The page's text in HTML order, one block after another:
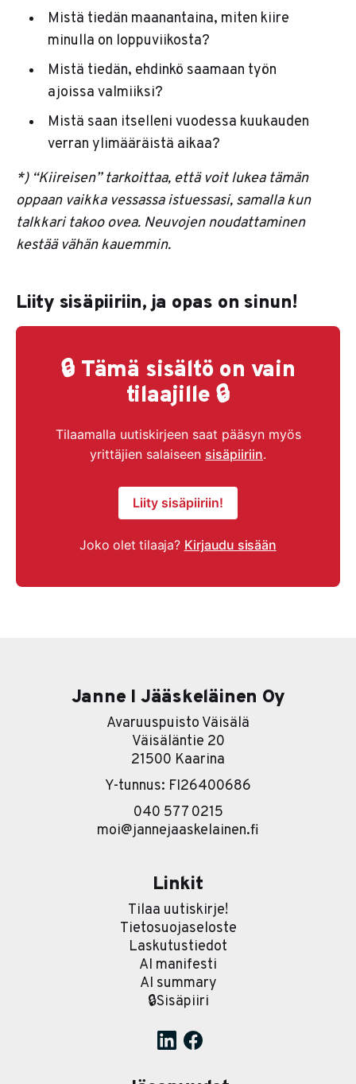
Mistä tiedän maanantaina, miten kiire
minulla on loppuviikosta?
Mistä tiedän, ehdinkö saamaan työn
ajoissa valmiiksi?
Mistä saan itselleni vuodessa kuukauden
verran ylimääräistä aikaa?
*) “Kiireisen” tarkoittaa, että voit lukea tämän
oppaan vaikka vessassa istuessasi, samalla kun
talkkari takoo ovea. Neuvojen noudattaminen
kestää vähän kauemmin.
Liity sisäpiiriin, ja opas on sinun!
🔒 Tämä sisältö on vain
tilaajille 🔒
Tilaamalla uutiskirjeen saat pääsyn myös
yrittäjien salaiseen sisäpiiriin.
Liity sisäpiiriin!
Joko olet tilaaja? Kirjaudu sisään
Janne I Jääskeläinen Oy
Avaruuspuisto Väisälä
Väisäläntie 20
21500 Kaarina
Y-tunnus: FI26400686
040 577 0215
moi@jannejaaskelainen.fi
Linkit
Tilaa uutiskirje!
Tietosuojaseloste
Laskutustiedot
AI manifesti
AI summary
🔒Sisäpiiri